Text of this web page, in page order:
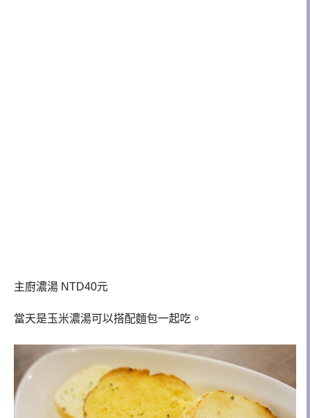
主廚濃湯 NTD40元
當天是玉米濃湯可以搭配麵包一起吃。